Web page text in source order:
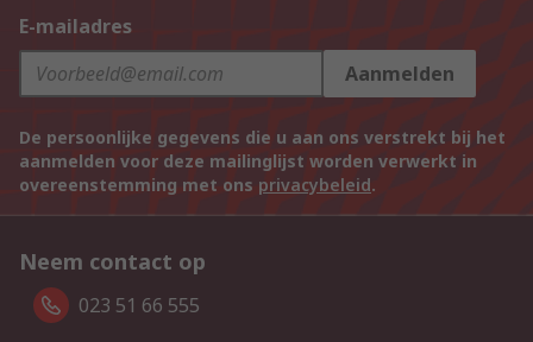
E-mailadres
Aanmelden
De persoonlijke gegevens die u aan ons verstrekt bij het
aanmelden voor deze mailinglijst worden verwerkt in
overeenstemming met ons privacybeleid.
Neem contact op
023 51 66 555